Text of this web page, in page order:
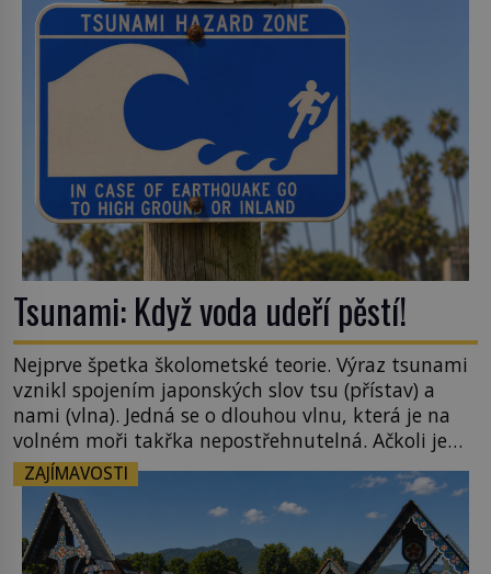
zahradu ani nedokážeme představit. Její příběh je
Tsunami: Když voda udeří pěstí!
Nejprve špetka školometské teorie. Výraz tsunami
vznikl spojením japonských slov tsu (přístav) a
nami (vlna). Jedná se o dlouhou vlnu, která je na
volném moři takřka nepostřehnutelná. Ačkoli je
vlnová délka tsunami i 300 kilometrů, výška vlny
na volném moři je maximálně 1,5 metru. Máme se
podobné obří vlny obávat i v Evropě? Vznik
tsunami si […]
ZAJÍMAVOSTI